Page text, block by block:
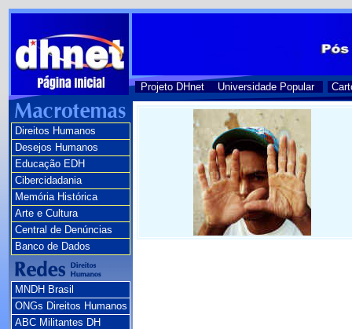
Projeto DHnet Universidade Popular
Direitos Humanos
Desejos Humanos
Educação EDH
Cibercidadania
Memória Histórica
Arte e Cultura
Central de Denúncias
Banco de Dados
MNDH Brasil
ONGs Direitos Humanos
ABC Militantes DH